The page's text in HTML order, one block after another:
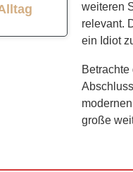
weiteren
relevant.
ein Idiot
große